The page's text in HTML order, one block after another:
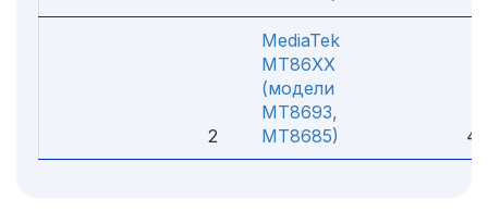
2
MediaTek
MT86XX
(модели
MT8693,
MT8685)